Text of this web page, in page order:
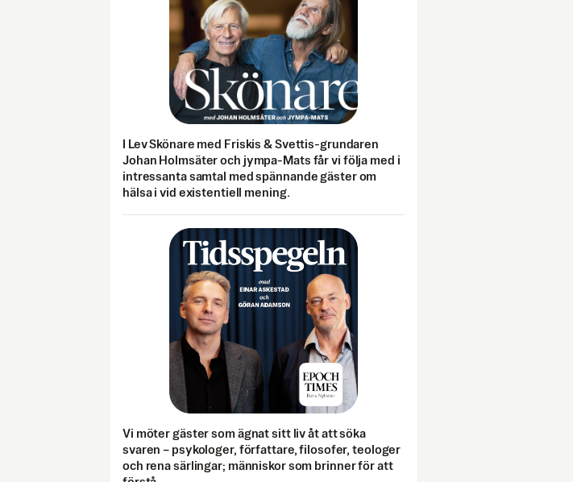
I Lev Skönare med Friskis & Svettis-grundaren
Johan Holmsäter och jympa-Mats får vi följa med i
intressanta samtal med spännande gäster om
hälsa i vid existentiell mening.
Vi möter gäster som ägnat sitt liv åt att söka
svaren – psykologer, författare, filosofer, teologer
och rena särlingar; människor som brinner för att